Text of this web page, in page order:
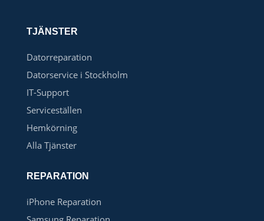
TJÄNSTER
Datorreparation
Datorservice i Stockholm
IT-Support
Serviceställen
Hemkörning
Alla Tjänster
REPARATION
iPhone Reparation